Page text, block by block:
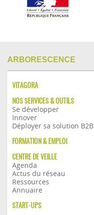
ARBORESCENCE
VITAGORA
NOS SERVICES & OUTILS
Se développer
Innover
Déployer sa solution B2B
FORMATION & EMPLOI
CENTRE DE VEILLE
Agenda
Actus du réseau
Ressources
Annuaire
START-UPS